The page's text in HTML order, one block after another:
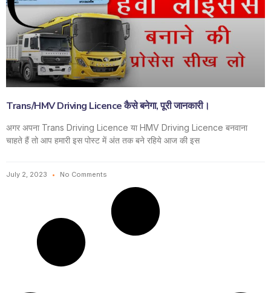
Trans/HMV Driving Licence कैसे बनेगा, पूरी जानकारी।
अगर अपना Trans Driving Licence या HMV Driving Licence बनवाना
चाहते हैं तो आप हमारी इस पोस्ट में अंत तक बने रहिये आज की इस
July 2, 2023 No Comments